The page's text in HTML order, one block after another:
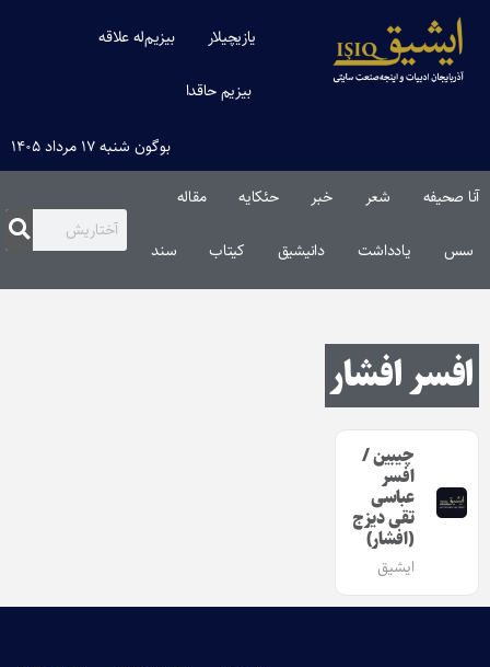
یازیچیلار بیزیم‌له علاقه
بیزیم حاقدا
بوگون شنبه ۱۷ مرداد ۱۴۰۵
آنا صحیفه شعر خبر حئکایه مقاله‌
سس یادداشت دانیشیق کیتاب سند
افسر افشار
چیبین /
افسر
عباسی
تقی دیزج
(افشار)
ایشیق